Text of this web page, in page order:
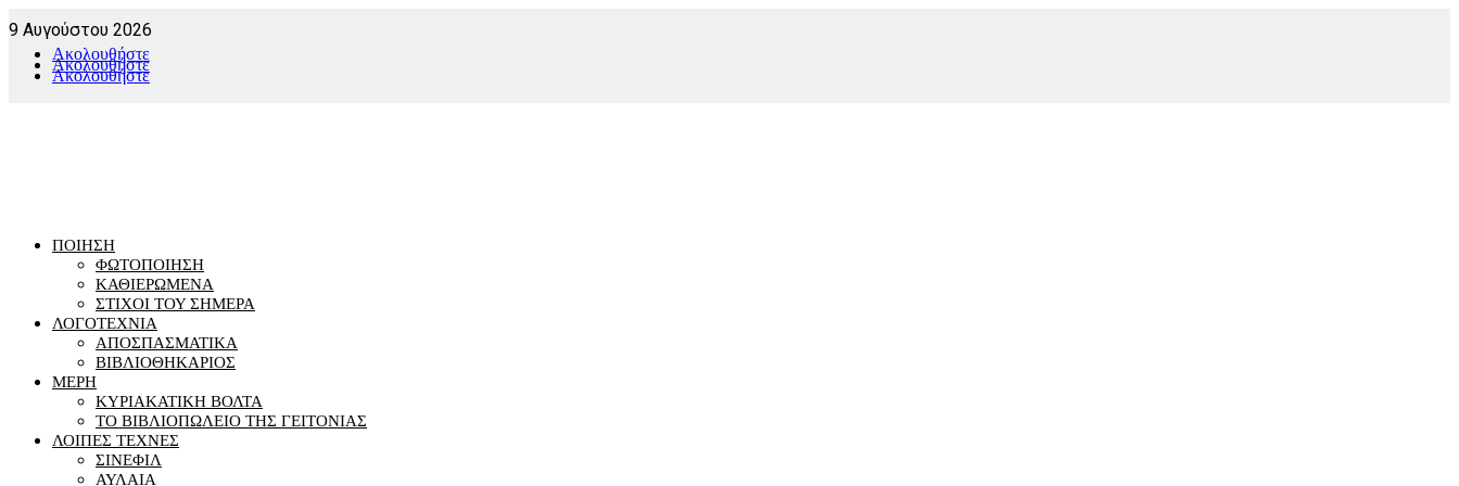
9 Αυγούστου 2026
Ακολουθήστε
Ακολουθήστε
Ακολουθήστε
ΠΟΙΗΣΗ
ΦΩΤΟΠΟΙΗΣΗ
ΚΑΘΙΕΡΩΜΕΝΑ
ΣΤΙΧΟΙ ΤΟΥ ΣΗΜΕΡΑ
ΛΟΓΟΤΕΧΝΙΑ
ΑΠΟΣΠΑΣΜΑΤΙΚΑ
ΒΙΒΛΙΟΘΗΚΑΡΙΟΣ
ΜΕΡΗ
ΚΥΡΙΑΚΑΤΙΚΗ ΒΟΛΤΑ
ΤΟ ΒΙΒΛΙΟΠΩΛΕΙΟ ΤΗΣ ΓΕΙΤΟΝΙΑΣ
ΛΟΙΠΕΣ ΤΕΧΝΕΣ
ΣΙΝΕΦΙΛ
ΑΥΛΑΙΑ